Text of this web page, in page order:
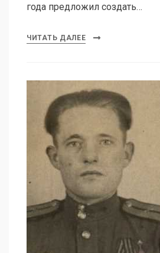
года предложил создать…
ЧИТАТЬ ДАЛЕЕ